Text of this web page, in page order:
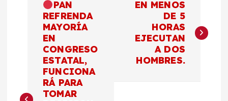
g
PAN
REFRENDA
MAYORÍA
EN
CONGRESO
ESTATAL,
FUNCIONA
RÁ PARA
TOMAR
EN MENOS
DE 5
HORAS
EJECUTAN
A DOS
HOMBRES.